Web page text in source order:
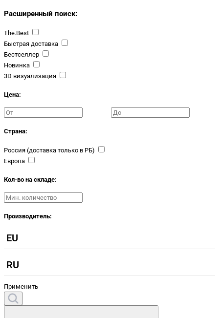
Расширенный поиск:
The.Best
Быстрая доставка
Бестселлер
Новинка
3D визуализация
Цена:
Страна:
Россия (доставка только в РБ)
Европа
Кол-во на складе:
Производитель:
EU
RU
Применить